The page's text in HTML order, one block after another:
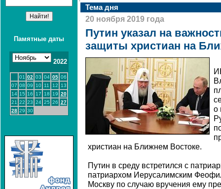
Памятные даты
2022
01 02 03 04 05 06
07 08 09 10 11 12
13
14 15 16 17 18 19 20
21 22 23 24 25 26 27
28 29 30
Тема дня
20 ноября 2019 года
Путин указал на
защиты христиан на
о
христиан на Ближнем Востоке.
Путин в среду встретился с
патриархом Иерусалимским
Москву по случаю вручения ему